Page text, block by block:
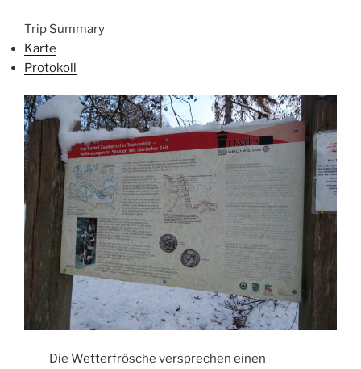
Trip Summary
Karte
Protokoll
Die Wetterfrösche versprechen einen